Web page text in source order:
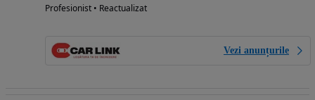
Profesionist • Reactualizat
Vezi anunțurile